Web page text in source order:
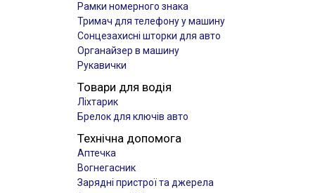
Рамки номерного знака
Тримач для телефону у машину
Сонцезахисні шторки для авто
Органайзер в машину
Рукавички
Товари для водія
Ліхтарик
Брелок для ключів авто
Технічна допомога
Аптечка
Вогнегасник
Зарядні пристрої та джерела